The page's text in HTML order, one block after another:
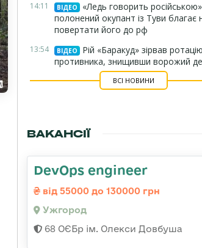
14:11 ВІДЕО
«Ледь говорить
полонений окупант із Туви благає
повертати його до рф
13:54 ВІДЕО
Рій «Баракуд» зірвав ротацію
противника, знищивши ворожий
ВСІ НОВИНИ
ВАКАНСІЇ
DevOps engineer
від 55000 до 130000 грн
Ужгород
68 ОЄБр ім. Олекси Довбуша